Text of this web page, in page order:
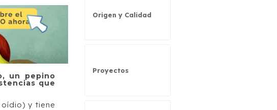
un pepino
que
y tiene
Origen y Calidad
Proyectos